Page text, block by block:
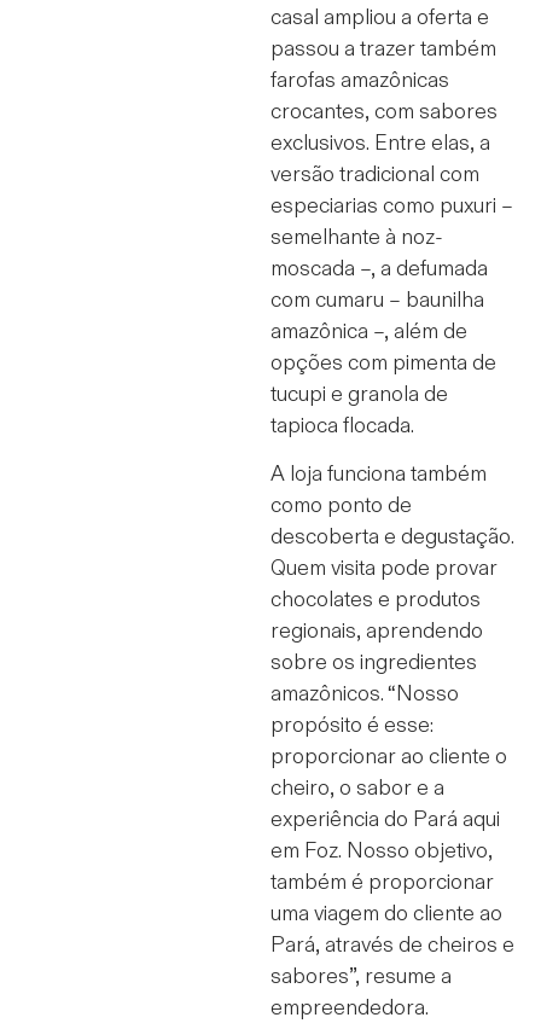
casal ampliou a oferta e
passou a trazer também
farofas amazônicas
crocantes, com sabores
exclusivos. Entre elas, a
versão tradicional com
especiarias como puxuri –
semelhante à noz-
moscada –, a defumada
com cumaru – baunilha
amazônica –, além de
opções com pimenta de
tucupi e granola de
tapioca flocada.
A loja funciona também
como ponto de
descoberta e degustação.
Quem visita pode provar
chocolates e produtos
regionais, aprendendo
sobre os ingredientes
amazônicos. “Nosso
propósito é esse:
proporcionar ao cliente o
cheiro, o sabor e a
experiência do Pará aqui
em Foz. Nosso objetivo,
também é proporcionar
uma viagem do cliente ao
Pará, através de cheiros e
sabores”, resume a
empreendedora.